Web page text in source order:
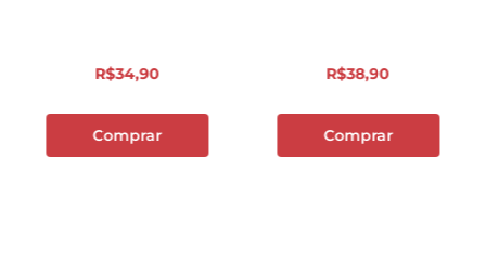
R$34,90
Comprar
R$38,90
Comprar